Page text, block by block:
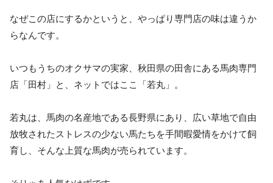
なぜこの店にするかというと、やっぱり専門店の味は違うか
らなんです。
いつもうちのオクサマの実家、秋田県の田舎にある馬肉専門
店「田村」と、ネットではここ「若丸」。
若丸は、馬肉の名産地である長野県にあり、広い草地で自由
放牧されたストレスの少ない馬たちを手間暇愛情をかけて飼
育し、そんな上質な馬肉が売られています。